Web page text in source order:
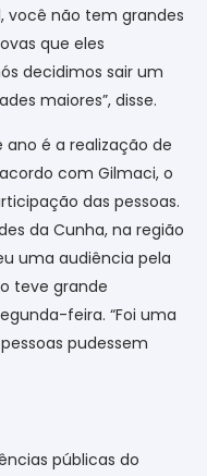
você não tem grandes
que eles
decidimos sair um
maiores”, disse.
é a realização de
com Gilmaci, o
das pessoas.
da Cunha, na região
uma audiência pela
teve grande
feira. “Foi uma
pudessem
públicas do